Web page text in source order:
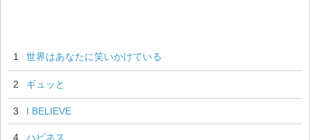
1 世界はあなたに笑いかけている
2 ギュッと
3 I BELIEVE
4 ハピネス